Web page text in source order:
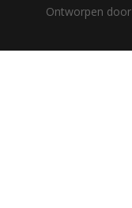
Ontworpen door